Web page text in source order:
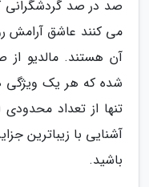
صد در صد گردشگرانی
می کنند عاشق آرامش
آن هستند. مالدیو
شده که هر یک ویژگی
تنها از تعداد
آشنایی با زیباترین
باشید.